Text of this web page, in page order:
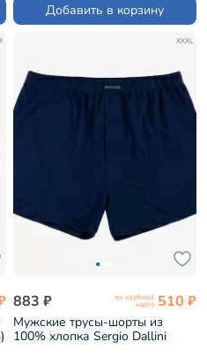
Добавить в корзину
XXXL
883 ₽ по клубной
карте 510 ₽
Мужские трусы-шорты из
100% хлопка Sergio Dallini